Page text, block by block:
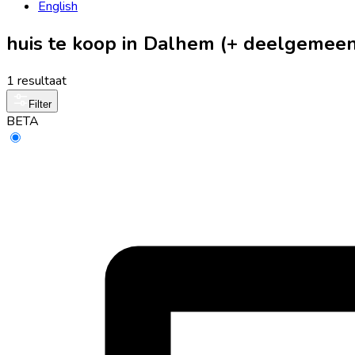
English
huis te koop in Dalhem (+
1 resultaat
Filter
BETA